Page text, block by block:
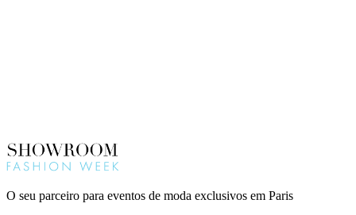
O seu parceiro para eventos de moda exclusivos em Paris